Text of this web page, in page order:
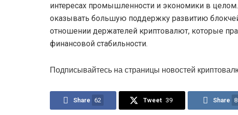
интересах промышленности и экономики в
оказывать большую поддержку развитию
отношении держателей криптовалют, которые
финансовой стабильности.
Подписывайтесь на страницы новостей
Share 62 Tweet 39 Share 8